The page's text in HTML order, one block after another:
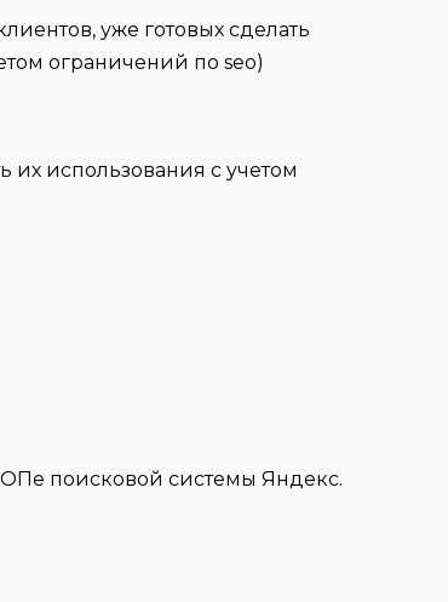
уже готовых сделать
ограничений по seo)
их использования с учетом
поисковой системы Яндекс.